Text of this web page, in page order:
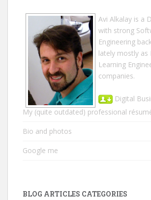
Avi Alkalay is a
with strong
Engineering
lately mostly as
Learning
companies.
Digital
My (quite outdated) professional
Bio and photos
Google me
BLOG ARTICLES CATEGORIES